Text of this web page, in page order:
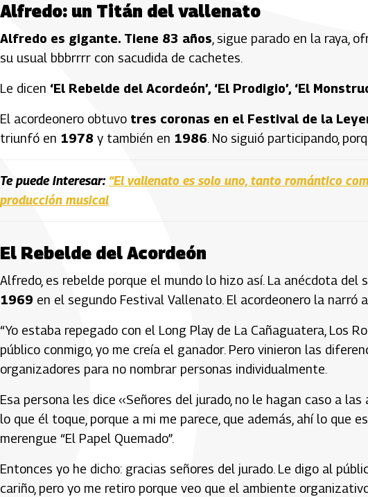
Alfredo: un Titán del vallenato
Alfredo es gigante. Tiene 83 años , sigue parado en la raya,
su usual bbbrrrr con sacudida de cachetes.
Le dicen ‘El Rebelde del Acordeón’, ‘El Prodigio’, ‘El
El acordeonero obtuvo tres coronas en el Festival de la
triunfó en 1978 y también en 1986. No siguió participando,
Te puede interesar: “El vallenato es solo uno, tanto romántico
producción musical
El Rebelde del Acordeón
Alfredo, es rebelde porque el mundo lo hizo así. La anécdota del
1969 en el segundo Festival Vallenato. El acordeonero la narró
“Yo estaba repegado con el Long Play de La Cañaguatera, Los
público conmigo, yo me creía el ganador. Pero vinieron las
organizadores para no nombrar personas individualmente.
Esa persona les dice ‹‹Señores del jurado, no le hagan caso a
lo que él toque, porque a mi me parece, que además, ahí lo que
merengue “El Papel Quemado”.
Entonces yo he dicho: gracias señores del jurado. Le digo al
cariño, pero yo me retiro porque veo que el ambiente